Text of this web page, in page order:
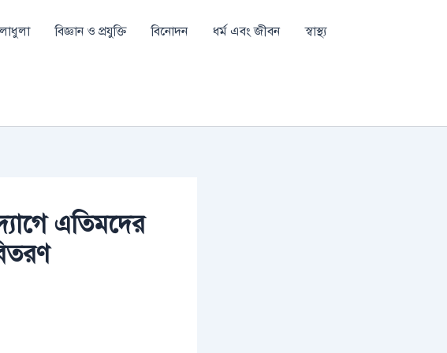
বিজ্ঞান ও প্রযুক্তি বিনোদন ধর্ম এবং জীবন স্বাস্থ্য
এতিমদের